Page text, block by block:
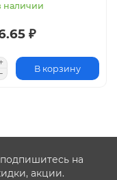
наличии
₽
В корзину
на
акции.